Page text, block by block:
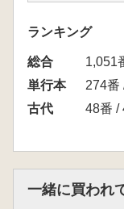
台の山寺の個
3 山寺の儀
遺物からみ
要件
4 山寺の仏
平安の千手観
内寺院と山寺
ランキング
総合
1,051
単行本
274番
古代
48番 /
一緒に買われ